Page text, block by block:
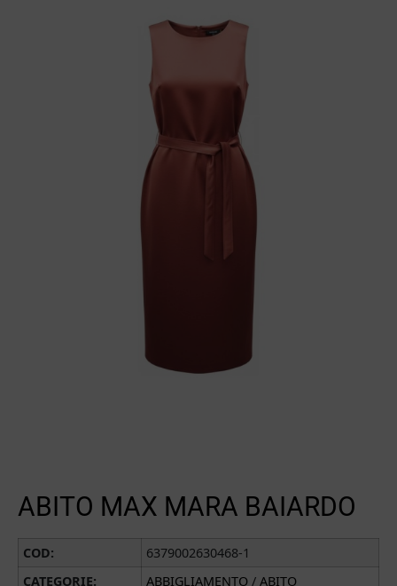
ABITO MAX MARA BAIARDO
COD:
6379002630468-1
CATEGORIE:
ABBIGLIAMENTO / ABITO